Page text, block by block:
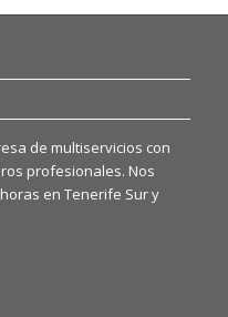
de multiservicios con
profesionales. Nos
en Tenerife Sur y